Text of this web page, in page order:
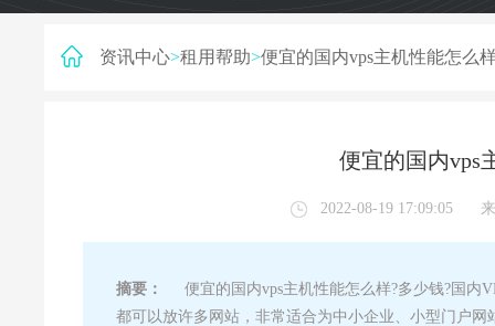
资讯中心>租用帮助>便宜的国内vps主机性能怎么
便宜的国内vps
2022-08-19 17:09:05
摘要：
便宜的国内vps主机性能怎么样?多少钱?国内
都可以放许多网站，非常适合为中小企业、小型门户